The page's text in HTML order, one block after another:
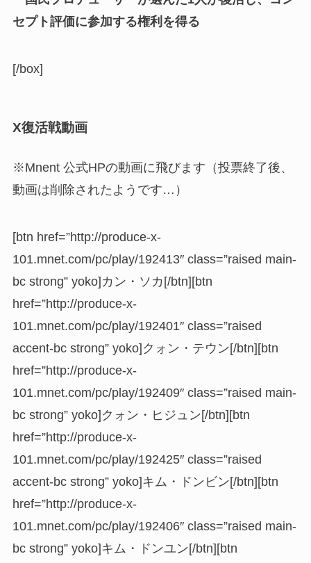
セプト評価に参加する権利を得る
[/box]
X復活戦動画
※Mnent 公式HPの動画に飛びます（投票終了後、
動画は削除されたようです…）
[btn href=”http://produce-x-
101.mnet.com/pc/play/192413″ class=”raised main-
bc strong” yoko]カン・ソカ[/btn][btn
href=”http://produce-x-
101.mnet.com/pc/play/192401″ class=”raised
accent-bc strong” yoko]クォン・テウン[/btn][btn
href=”http://produce-x-
101.mnet.com/pc/play/192409″ class=”raised main-
bc strong” yoko]クォン・ヒジュン[/btn][btn
href=”http://produce-x-
101.mnet.com/pc/play/192425″ class=”raised
accent-bc strong” yoko]キム・ドンビン[/btn][btn
href=”http://produce-x-
101.mnet.com/pc/play/192406″ class=”raised main-
bc strong” yoko]キム・ドンユン[/btn][btn